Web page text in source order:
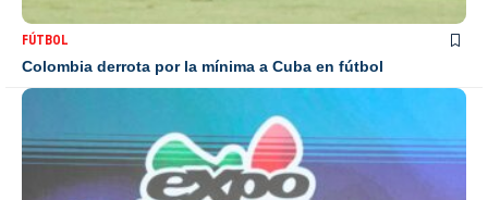
FÚTBOL
Colombia derrota por la mínima a Cuba en fútbol